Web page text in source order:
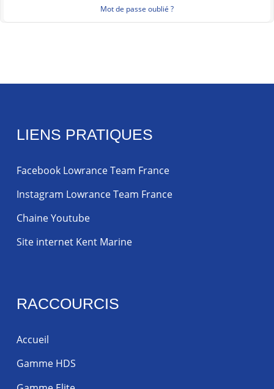
Mot de passe oublié ?
LIENS PRATIQUES
Facebook Lowrance Team France
Instagram Lowrance Team France
Chaine Youtube
Site internet Kent Marine
RACCOURCIS
Accueil
Gamme HDS